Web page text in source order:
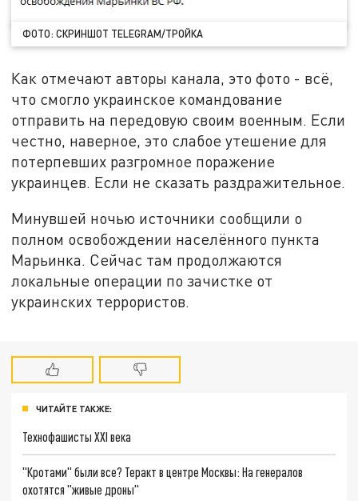
ФОТО: СКРИНШОТ TELEGRAM/ТРОЙКА
Как отмечают авторы канала, это фото - всё,
что смогло украинское командование
отправить на передовую своим военным. Если
честно, наверное, это слабое утешение для
потерпевших разгромное поражение
украинцев. Если не сказать раздражительное.
Минувшей ночью источники сообщили о
полном освобождении населённого пункта
Марьинка. Сейчас там продолжаются
локальные операции по зачистке от
украинских террористов.
ЧИТАЙТЕ ТАКЖЕ:
Технофашисты XXI века
"Кротами" были все? Теракт в центре Москвы: На генералов
охотятся "живые дроны"